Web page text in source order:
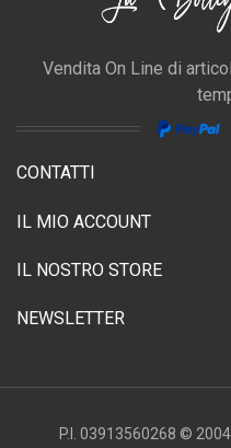
Vendita On Line di
CONTATTI
IL MIO ACCOUNT
IL NOSTRO STORE
NEWSLETTER
P.I. 03913560268 ©